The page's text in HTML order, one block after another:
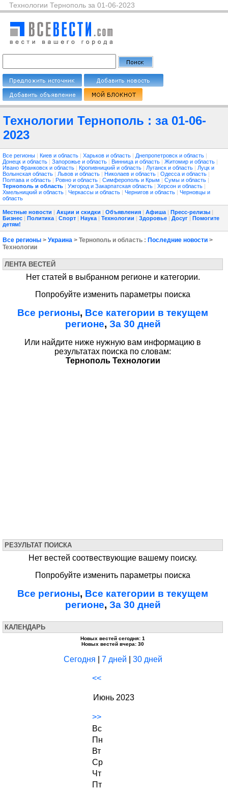
Технологии Тернополь за 01-06-2023
Технологии Тернополь : за 01-06-
2023
Все регионы | Киев и область | Харьков и область | Днепропетровск и область |
Донецк и область | Запорожье и область | Винница и область | Житомир и область |
Ивано Франковск и область | Кропивницкий и область | Луганск и область | Луцк и
Волынская область | Львов и область | Николаев и область | Одесса и область |
Полтава и область | Ровно и область | Симферополь и Крым | Сумы и область |
Тернополь и область | Ужгород и Закарпатская область | Херсон и область |
Хмельницкий и область | Черкассы и область | Чернигов и область | Черновцы и
область
Местные новости | Акции и скидки | Объявления | Афиша | Пресс-релизы |
Бизнес | Политика | Спорт | Наука | Технологии | Здоровье | Досуг | Помогите
детям!
Все регионы > Украина > Тернополь и область : Последние новости >
Технологии
ЛЕНТА ВЕСТЕЙ
Нет статей в выбранном регионе и категории.
Попробуйте изменить параметры поиска
Все регионы, Все категории в текущем
регионе, За 30 дней
Или найдите ниже нужную вам информацию в
результатах поиска по словам:
Тернополь Технологии
РЕЗУЛЬТАТ ПОИСКА
Нет вестей соотвествующие вашему поиску.
Попробуйте изменить параметры поиска
Все регионы, Все категории в текущем
регионе, За 30 дней
КАЛЕНДАРЬ
Новых вестей сегодня: 1
Новых вестей вчера: 30
Сегодня 7 дней 30 дней
<<
Июнь 2023
>>
Вс
Пн
Вт
Ср
Чт
Пт